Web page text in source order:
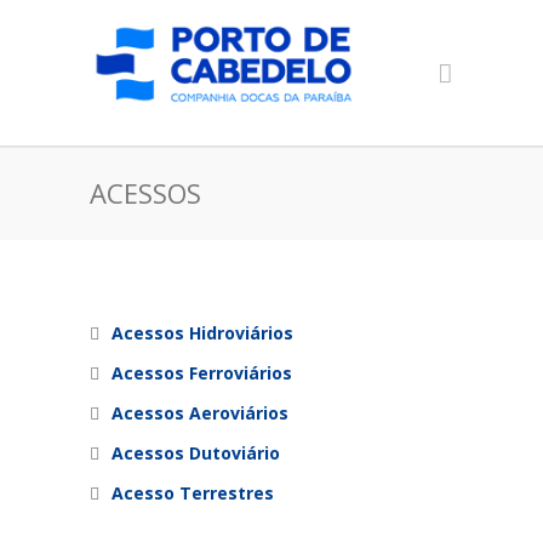
ACESSOS
Acessos Hidroviários
Acessos Ferroviários
Acessos Aeroviários
Acessos Dutoviário
Acesso Terrestres